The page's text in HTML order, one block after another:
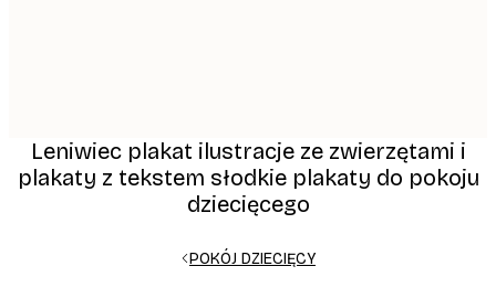
Leniwiec plakat ilustracje ze zwierzętami i
plakaty z tekstem słodkie plakaty do pokoju
dziecięcego
POKÓJ DZIECIĘCY